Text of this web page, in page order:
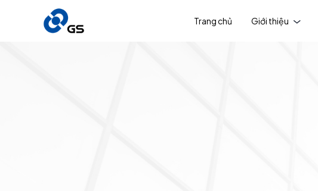
Trang chủ Giới thiệu